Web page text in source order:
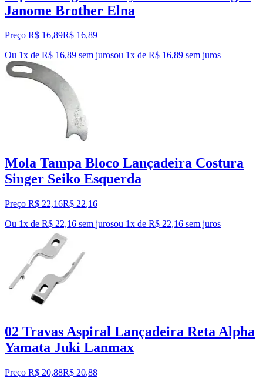
Janome Brother Elna
Preço R$ 16,89R$ 16,89
Ou 1x de R$ 16,89 sem jurosou 1x de R$ 16,89 sem juros
Mola Tampa Bloco Lançadeira Costura
Singer Seiko Esquerda
Preço R$ 22,16R$ 22,16
Ou 1x de R$ 22,16 sem jurosou 1x de R$ 22,16 sem juros
02 Travas Aspiral Lançadeira Reta Alpha
Yamata Juki Lanmax
Preço R$ 20,88R$ 20,88